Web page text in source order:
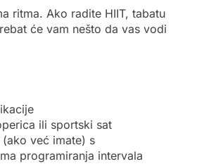
ritma. Ako radite HIIT, tabatu
će vam nešto da vas vodi
ili sportski sat
(ako već imate) s
programiranja intervala